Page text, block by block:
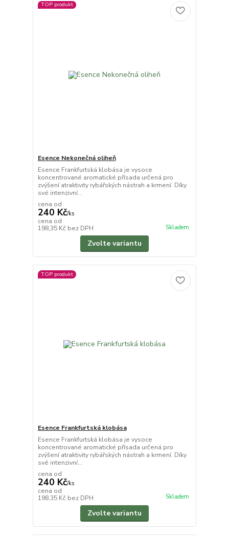
TOP produkt
Esence Nekonečná oliheň
Esence Frankfurtská klobása je vysoce
koncentrované aromatické přísada určená pro
zvýšení atraktivity rybářských nástrah a krmení. Díky
své intenzivní...
cena od
240 Kč/ks
cena od
198,35 Kč bez DPH Skladem
Zvolte variantu
TOP produkt
Esence Frankfurtská klobása
Esence Frankfurtská klobása je vysoce
koncentrované aromatické přísada určená pro
zvýšení atraktivity rybářských nástrah a krmení. Díky
své intenzivní...
cena od
240 Kč/ks
cena od
198,35 Kč bez DPH Skladem
Zvolte variantu